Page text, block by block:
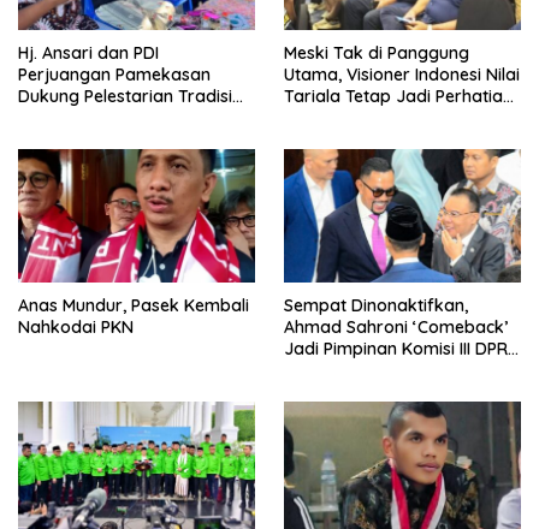
Hj. Ansari dan PDI
Perjuangan Pamekasan
Dukung Pelestarian Tradisi
Meski Tak di Panggung
Utama, Visioner Indonesi Nilai
Tariala Tetap Jadi Perhatian
Anas Mundur, Pasek Kembali
Nahkodai PKN
Sempat Dinonaktifkan,
Ahmad Sahroni ‘Comeback’
Jadi Pimpinan Komisi III DPR